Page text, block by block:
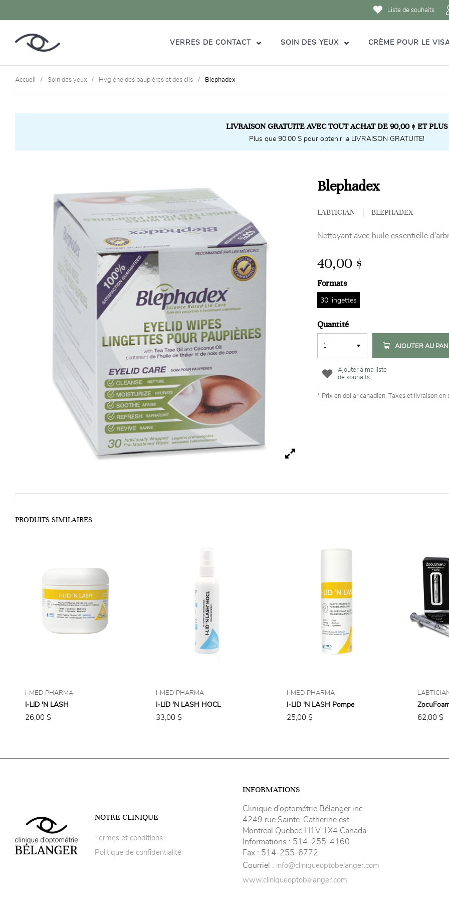
Liste de souhaits
VERRES DE CONTACT SOIN DES YEUX CRÈME POUR LE
Accueil Soin des yeux Hygiène des paupières et des cils Blephadex
LIVRAISON GRATUITE AVEC TOUT ACHAT DE 90,00 $ ET PLUS
Plus que 90,00 $ pour obtenir la LIVRAISON GRATUITE!
Blephadex
LABTICIAN BLEPHADEX
Nettoyant avec huile essentielle
40,00 $
Formats
30 lingettes
Quantité
AJOUTER AU
Ajouter à ma liste
de souhaits
* Prix en dollar canadien. Taxes et livraison en
PRODUITS SIMILAIRES
I-MED PHARMA
I-LID 'N LASH
26,00 $
I-MED PHARMA
I-LID 'N LASH HOCL
33,00 $
I-MED PHARMA
I-LID 'N LASH Pompe
25,00 $ 62,00 $
NOTRE CLINIQUE
Termes et conditions
Politique de confidentialité
INFORMATIONS
Clinique d’optométrie Bélanger inc
4249 rue Sainte-Catherine est
Montreal Quebec H1V 1X4 Canada
Informations : 514-255-4160
Fax : 514-255-6772
Courriel : info@cliniqueoptobelanger.com
www.cliniqueoptobelanger.com